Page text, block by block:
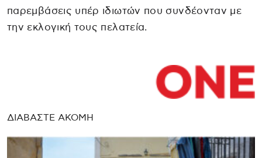
παρεμβάσεις υπέρ ιδιωτών που συνδέονταν με
την εκλογική τους πελατεία.
ΔΙΑΒΑΣΤΕ ΑΚΟΜΗ